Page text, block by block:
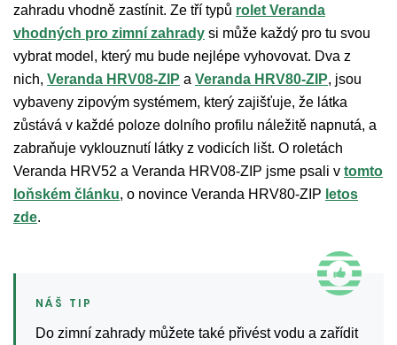
zahradu vhodně zastínit. Ze tří typů rolet Veranda
vhodných pro zimní zahrady si může každý pro tu svou
vybrat model, který mu bude nejlépe vyhovovat. Dva z
nich, Veranda HRV08-ZIP a Veranda HRV80-ZIP, jsou
vybaveny zipovým systémem, který zajišťuje, že látka
zůstává v každé poloze dolního profilu náležitě napnutá, a
zabraňuje vyklouznutí látky z vodicích lišt. O roletách
Veranda HRV52 a Veranda HRV08-ZIP jsme psali v tomto
loňském článku, o novince Veranda HRV80-ZIP letos
zde.
Do zimní zahrady můžete také přivést vodu a zařídit